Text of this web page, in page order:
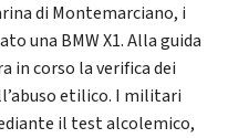
di Montemarciano, i
una BMW X1. Alla guida
in corso la verifica dei
etilico. I militari
il test alcolemico,